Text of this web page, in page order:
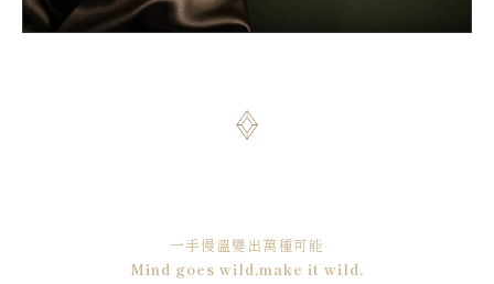
一手慢溫變出萬種可能
Mind goes wild,make it wild.